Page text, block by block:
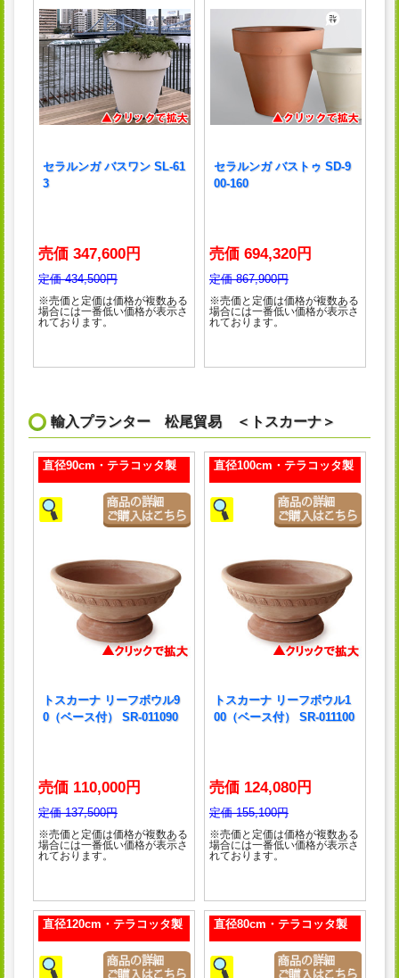
セラルンガ バスワン SL-61
3
売価 347,600円
定価 434,500円
※売価と定価は価格が複数ある
場合には一番低い価格が表示さ
れております。
セラルンガ バストゥ SD-9
00-160
売価 694,320円
定価 867,900円
※売価と定価は価格が複数ある
場合には一番低い価格が表示さ
れております。
輸入プランター 松尾貿易 ＜トスカーナ＞
直径90cm・テラコッタ製
トスカーナ リーフボウル9
0（ベース付） SR-011090
売価 110,000円
定価 137,500円
※売価と定価は価格が複数ある
場合には一番低い価格が表示さ
れております。
直径100cm・テラコッタ製
トスカーナ リーフボウル1
00（ベース付） SR-011100
売価 124,080円
定価 155,100円
※売価と定価は価格が複数ある
場合には一番低い価格が表示さ
れております。
直径120cm・テラコッタ製 直径80cm・テラコッタ製